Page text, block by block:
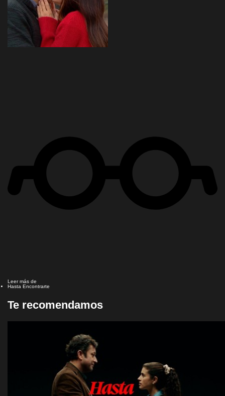
Leer más de
Hasta Encontrarte
Te recomendamos